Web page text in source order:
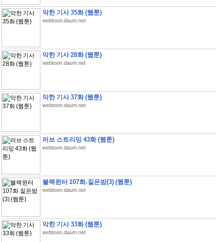
악한 기사 35화 (웹툰)
webtoon.daum.net
악한 기사 28화 (웹툰)
webtoon.daum.net
악한 기사 37화 (웹툰)
webtoon.daum.net
러브 스트리밍 43화 (웹툰)
webtoon.daum.net
블랙윈터 107화.짙은밤(3) (웹툰)
webtoon.daum.net
악한 기사 33화 (웹툰)
webtoon.daum.net